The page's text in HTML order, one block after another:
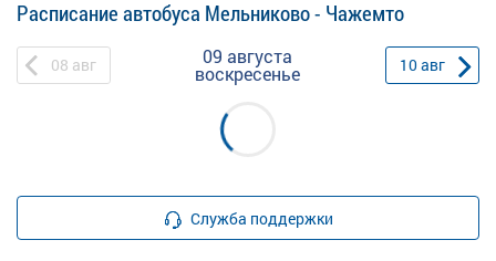
Расписание автобуса Мельниково - Чажемто
08 авг 09 августа
воскресенье 10авг
Служба поддержки